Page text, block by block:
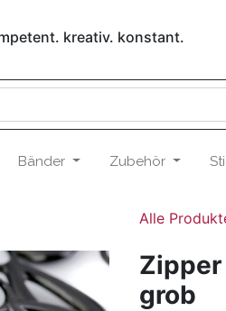
kreativ. konstant.
Bänder Zubehör
Alle
grob